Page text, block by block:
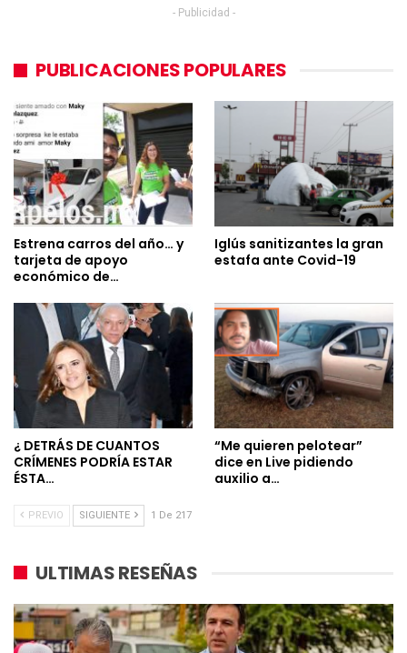
- Publicidad -
PUBLICACIONES POPULARES
Estrena carros del año… y
tarjeta de apoyo
económico de…
Iglús sanitizantes la gran
estafa ante Covid-19
¿ DETRÁS DE CUANTOS
CRÍMENES PODRÍA ESTAR
ÉSTA…
“Me quieren pelotear”
dice en Live pidiendo
auxilio a…
PREVIO SIGUIENTE 1 De 217
ULTIMAS RESEÑAS